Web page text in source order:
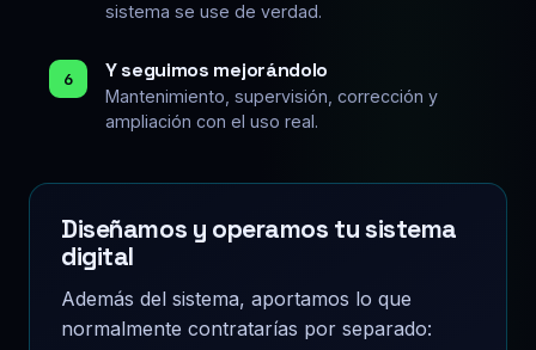
sistema se use de verdad.
6 Y seguimos mejorándolo
Mantenimiento, supervisión, corrección y
ampliación con el uso real.
Diseñamos y operamos tu sistema
digital
Además del sistema, aportamos lo que
normalmente contratarías por separado: